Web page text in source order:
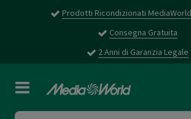
Prodotti Ricondizionati
Consegna Gratuita
2 Anni di Garanzia Legale